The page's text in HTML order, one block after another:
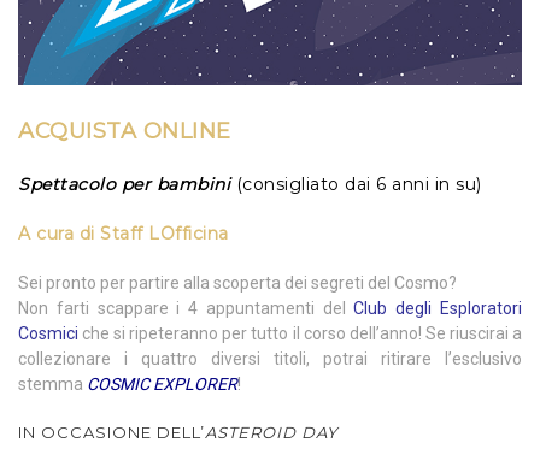
ACQUISTA ONLINE
Spettacolo per bambini(consigliato dai 6 anni in su)
A cura di Staff LOfficina
Sei pronto per partire alla scoperta dei segreti del Cosmo?
Non farti scappare i 4 appuntamenti delClub degli Esploratori
Cosmici che si ripeteranno per tutto il corso dell’anno! Se riuscirai a
collezionare i quattro diversi titoli, potrai ritirare l’esclusivo
stemma COSMIC EXPLORER!
IN OCCASIONE DELL’ASTEROID DAY